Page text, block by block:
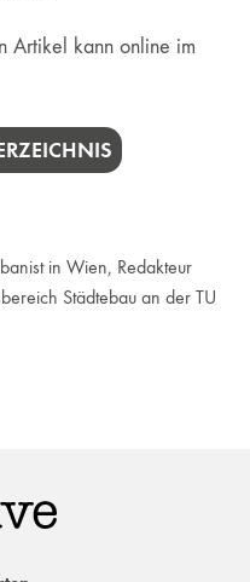
Artikel kann online im
in Wien, Redakteur
Städtebau an der TU